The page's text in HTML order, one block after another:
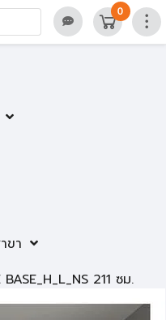
ขา
0
211 ซม.